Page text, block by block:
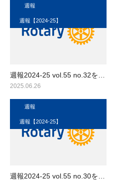
週報2024-25 vol.55 no.32を…
2025.06.26
週報
週報【2024-25】
週報2024-25 vol.55 no.30を…
週報
週報【2024-25】